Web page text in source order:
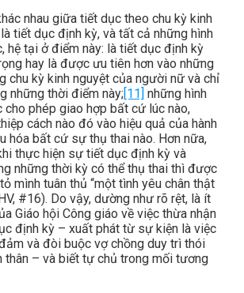
nhau giữa tiết dục theo chu kỳ kinh
tiết dục định kỳ, và tất cả những hình
hệ tại ở điểm này: là tiết dục định kỳ
hay là được ưu tiên hơn vào những
chu kỳ kinh nguyệt của người nữ và chỉ
những thời điểm này; [11] những hình
cho phép giao hợp bất cứ lúc nào,
cách nào đó vào hiệu quả của hành
hóa bất cứ sự thụ thai nào. Hơn nữa,
thực hiện sự tiết dục định kỳ và
những thời kỳ có thể thụ thai thì được
mình tuân thủ “một tình yêu chân thật
#16). Do vậy, dường như rõ rệt, là ít
Giáo hội Công giáo về việc thừa nhận
định kỳ – xuất phát từ sự kiện là việc
và đòi buộc vợ chồng duy trì thói
thân – và biết tự chủ trong mối tương